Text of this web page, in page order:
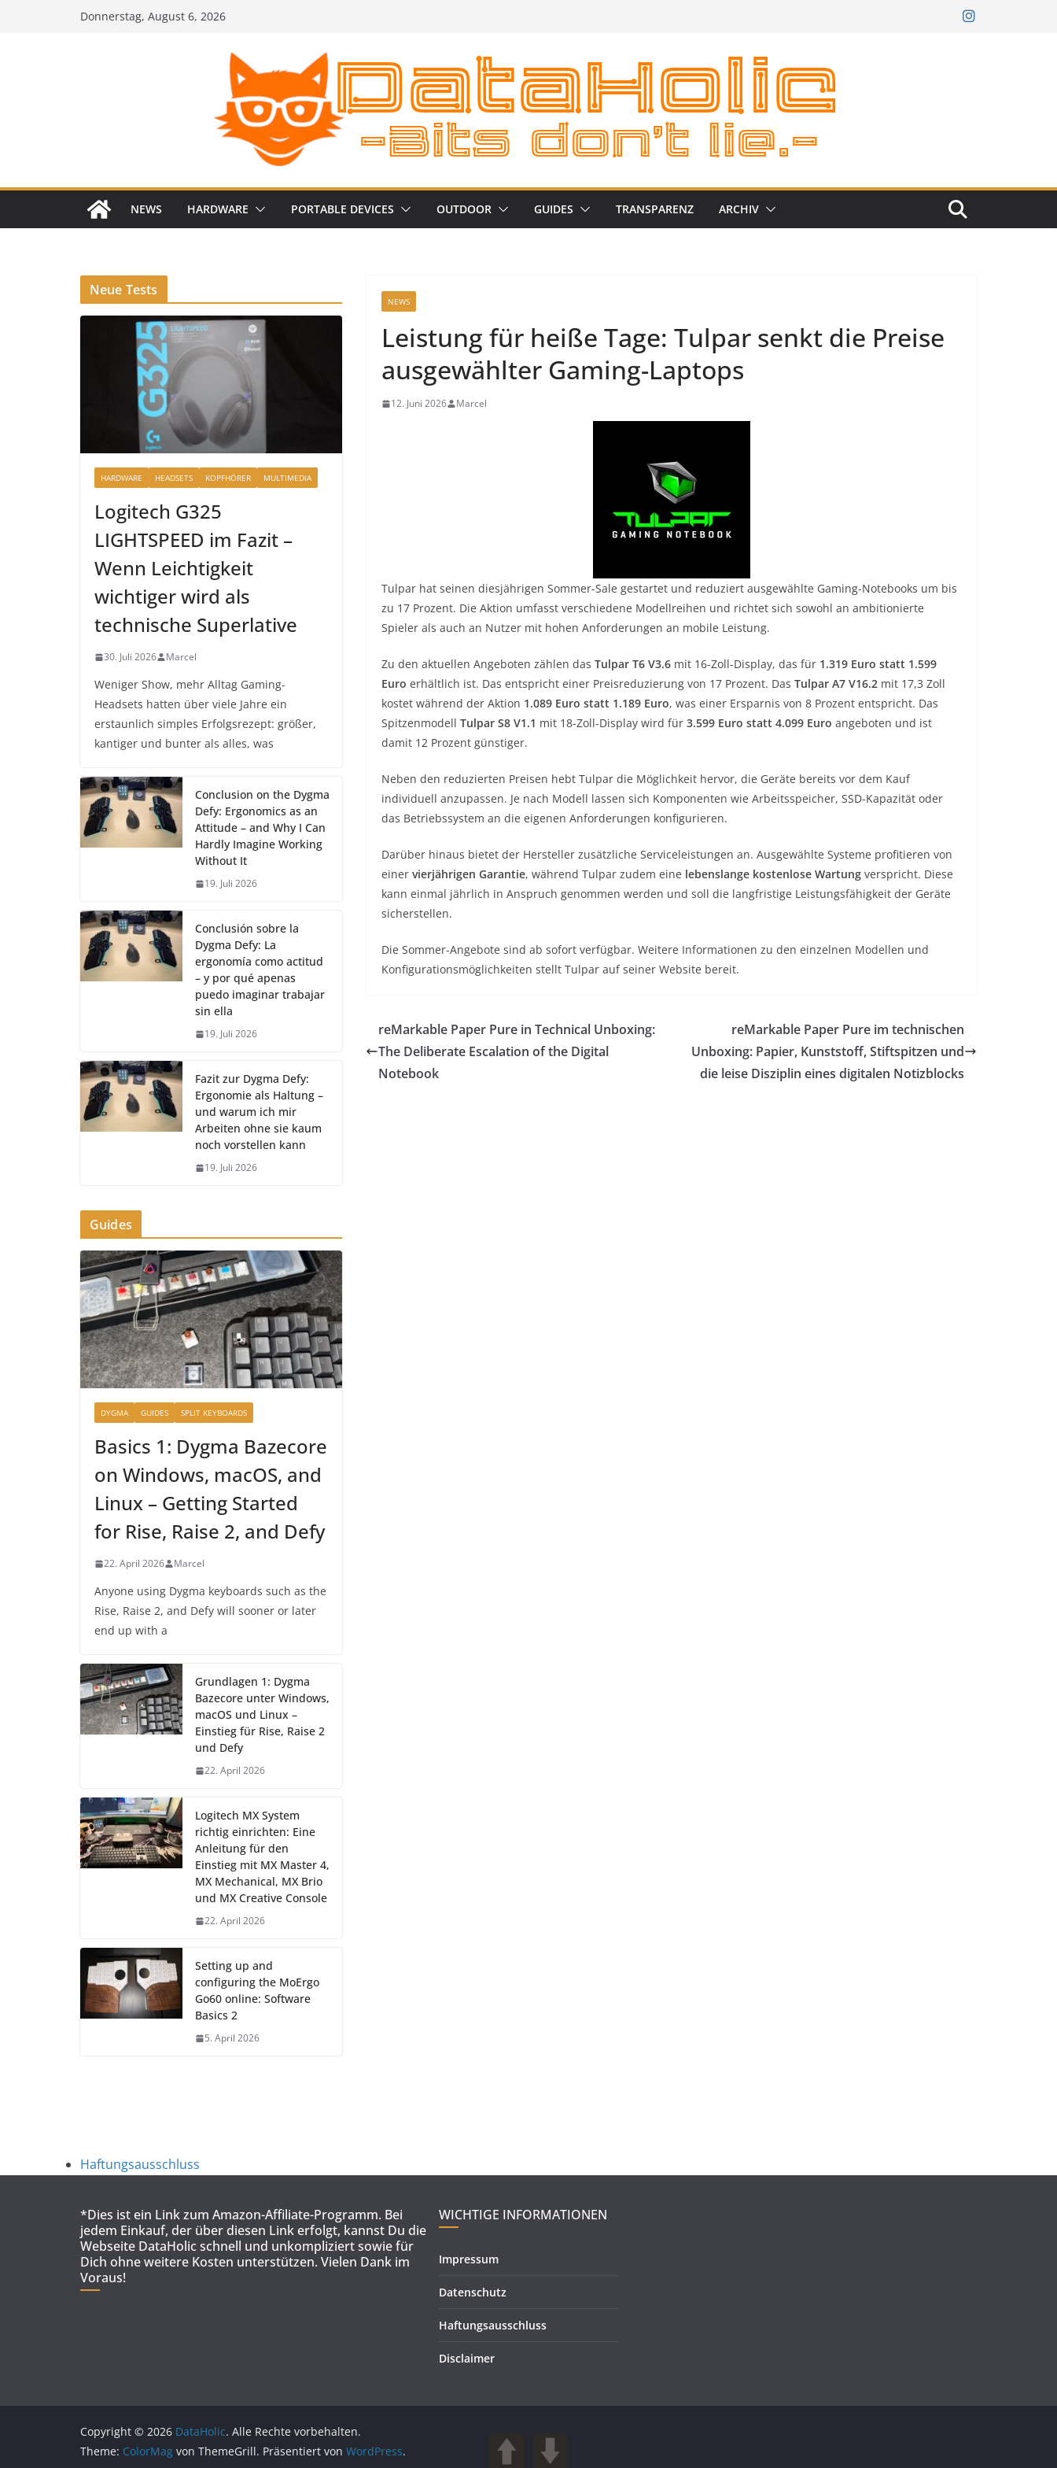
Donnerstag, August 6, 2026
NEWS HARDWARE PORTABLE DEVICES OUTDOOR GUIDES TRANSPARENZ ARCHIV
NEWS
Leistung für heiße Tage: Tulpar senkt die Preise
ausgewählter Gaming-Laptops
12. Juni 2026 Marcel
Tulpar hat seinen diesjährigen Sommer-Sale gestartet und reduziert ausgewählte Gaming-Notebooks um bis
zu 17 Prozent. Die Aktion umfasst verschiedene Modellreihen und richtet sich sowohl an ambitionierte
Spieler als auch an Nutzer mit hohen Anforderungen an mobile Leistung.
Zu den aktuellen Angeboten zählen das Tulpar T6 V3.6 mit 16-Zoll-Display, das für 1.319 Euro statt 1.599
Euro erhältlich ist. Das entspricht einer Preisreduzierung von 17 Prozent. Das Tulpar A7 V16.2 mit 17,3 Zoll
kostet während der Aktion 1.089 Euro statt 1.189 Euro, was einer Ersparnis von 8 Prozent entspricht. Das
Spitzenmodell Tulpar S8 V1.1 mit 18-Zoll-Display wird für 3.599 Euro statt 4.099 Euro angeboten und ist
damit 12 Prozent günstiger.
Neben den reduzierten Preisen hebt Tulpar die Möglichkeit hervor, die Geräte bereits vor dem Kauf
individuell anzupassen. Je nach Modell lassen sich Komponenten wie Arbeitsspeicher, SSD-Kapazität oder
das Betriebssystem an die eigenen Anforderungen konfigurieren.
Darüber hinaus bietet der Hersteller zusätzliche Serviceleistungen an. Ausgewählte Systeme profitieren von
einer vierjährigen Garantie, während Tulpar zudem eine lebenslange kostenlose Wartung verspricht. Diese
kann einmal jährlich in Anspruch genommen werden und soll die langfristige Leistungsfähigkeit der Geräte
sicherstellen.
Die Sommer-Angebote sind ab sofort verfügbar. Weitere Informationen zu den einzelnen Modellen und
Konfigurationsmöglichkeiten stellt Tulpar auf seiner Website bereit.
reMarkable Paper Pure in Technical Unboxing:
The Deliberate Escalation of the Digital
Notebook
reMarkable Paper Pure im technischen
Unboxing: Papier, Kunststoff, Stiftspitzen und
die leise Disziplin eines digitalen Notizblocks
Neue Tests
HARDWARE HEADSETS KOPFHÖRER MULTIMEDIA
Logitech G325
LIGHTSPEED im Fazit –
Wenn Leichtigkeit
wichtiger wird als
technische Superlative
30. Juli 2026 Marcel
Weniger Show, mehr Alltag Gaming-
Headsets hatten über viele Jahre ein
erstaunlich simples Erfolgsrezept: größer,
kantiger und bunter als alles, was
Conclusion on the Dygma
Defy: Ergonomics as an
Attitude – and Why I Can
Hardly Imagine Working
Without It
19. Juli 2026
Conclusión sobre la
Dygma Defy: La
ergonomía como actitud
– y por qué apenas
puedo imaginar trabajar
sin ella
19. Juli 2026
Fazit zur Dygma Defy:
Ergonomie als Haltung –
und warum ich mir
Arbeiten ohne sie kaum
noch vorstellen kann
19. Juli 2026
Guides
DYGMA GUIDES SPLIT KEYBOARDS
Basics 1: Dygma Bazecore
on Windows, macOS, and
Linux – Getting Started
for Rise, Raise 2, and Defy
22. April 2026 Marcel
Anyone using Dygma keyboards such as the
Rise, Raise 2, and Defy will sooner or later
end up with a
Grundlagen 1: Dygma
Bazecore unter Windows,
macOS und Linux –
Einstieg für Rise, Raise 2
und Defy
22. April 2026
Logitech MX System
richtig einrichten: Eine
Anleitung für den
Einstieg mit MX Master 4,
MX Mechanical, MX Brio
und MX Creative Console
22. April 2026
Setting up and
configuring the MoErgo
Go60 online: Software
Basics 2
5. April 2026
Haftungsausschluss
*Dies ist ein Link zum Amazon-Affiliate-Programm. Bei
jedem Einkauf, der über diesen Link erfolgt, kannst Du die
Webseite DataHolic schnell und unkompliziert sowie für
Dich ohne weitere Kosten unterstützen. Vielen Dank im
Voraus!
WICHTIGE INFORMATIONEN
Impressum
Datenschutz
Haftungsausschluss
Disclaimer
Copyright © 2026 DataHolic. Alle Rechte vorbehalten.
Theme: ColorMag von ThemeGrill. Präsentiert von WordPress.